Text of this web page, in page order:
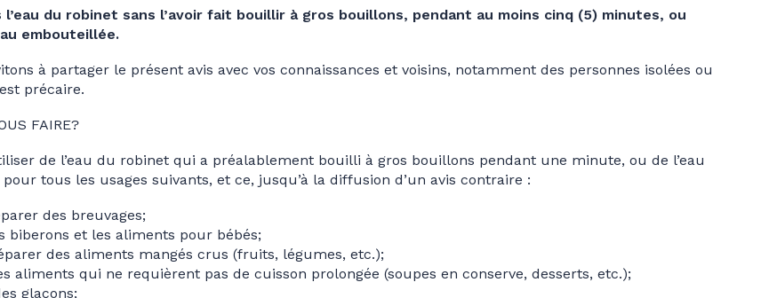
l’eau du robinet sans l’avoir fait bouillir à gros bouillons, pendant au moins cinq (5) minutes, ou
embouteillée.
à partager le présent avis avec vos connaissances et voisins, notamment des personnes isolées ou
précaire.
FAIRE?
de l’eau du robinet qui a préalablement bouilli à gros bouillons pendant une minute, ou de l’eau
tous les usages suivants, et ce, jusqu’à la diffusion d’un avis contraire :
des breuvages;
biberons et les aliments pour bébés;
des aliments mangés crus (fruits, légumes, etc.);
aliments qui ne requièrent pas de cuisson prolongée (soupes en conserve, desserts, etc.);
glaçons;